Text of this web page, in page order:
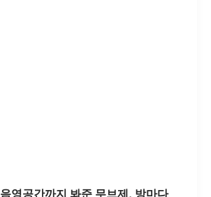
영공간까지 봐준 무브제, 방마다